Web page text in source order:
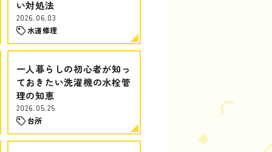
い対処法
2026.06.03
水道修理
一人暮らしの初心者が知っ
ておきたい洗濯機の水栓管
理の知恵
2026.05.25
台所